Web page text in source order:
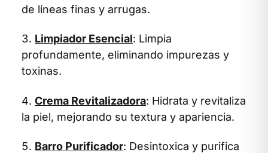
de líneas finas y arrugas.
Limpiador Esencial: Limpia
profundamente, eliminando impurezas y
toxinas.
Crema Revitalizadora: Hidrata y revitaliza
la piel, mejorando su textura y apariencia.
Barro Purificador: Desintoxica y purifica